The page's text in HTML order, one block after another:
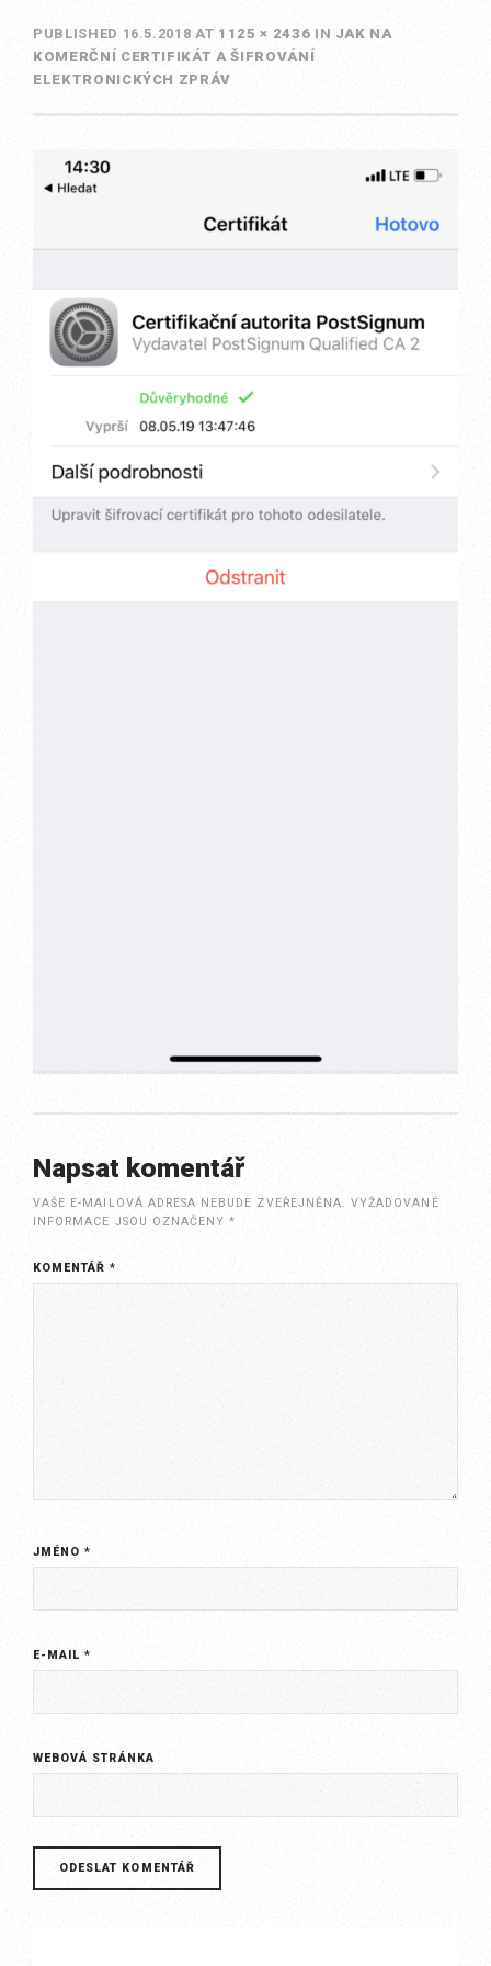
PUBLISHED 16.5.2018 AT 1125 × 2436 IN JAK NA
KOMERČNÍ CERTIFIKÁT A ŠIFROVÁNÍ
ELEKTRONICKÝCH ZPRÁV
Napsat komentář
VAŠE E-MAILOVÁ ADRESA NEBUDE ZVEŘEJNĚNA. VYŽADOVANÉ
INFORMACE JSOU OZNAČENY*
KOMENTÁŘ*
JMÉNO*
E-MAIL*
WEBOVÁ STRÁNKA